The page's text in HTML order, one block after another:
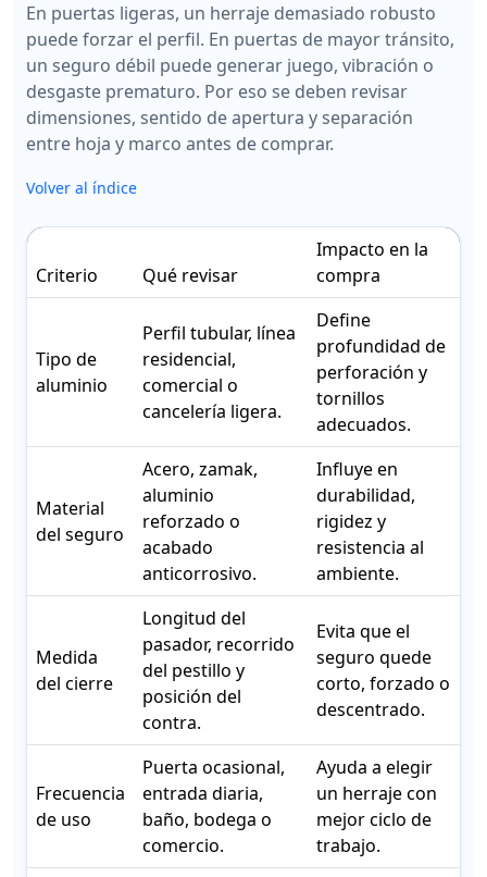
En puertas ligeras, un herraje demasiado robusto
puede forzar el perfil. En puertas de mayor tránsito,
un seguro débil puede generar juego, vibración o
desgaste prematuro. Por eso se deben revisar
dimensiones, sentido de apertura y separación
entre hoja y marco antes de comprar.
Volver al índice
Criterio Qué revisar
Impacto en la
compra
Tipo de
aluminio
Perfil tubular, línea
residencial,
comercial o
cancelería ligera.
Define
profundidad de
perforación y
tornillos
adecuados.
Material
del seguro
Acero, zamak,
aluminio
reforzado o
acabado
anticorrosivo.
Influye en
durabilidad,
rigidez y
resistencia al
ambiente.
Medida
del cierre
Longitud del
pasador, recorrido
del pestillo y
posición del
contra.
Evita que el
seguro quede
corto, forzado o
descentrado.
Frecuencia
de uso
Puerta ocasional,
entrada diaria,
baño, bodega o
comercio.
Ayuda a elegir
un herraje con
mejor ciclo de
trabajo.